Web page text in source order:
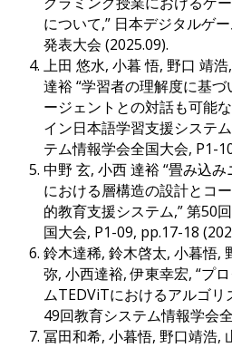
について,” 日本デジタルゲ
発表大会 (2025.09).
上田 悠水, 小暮 悟, 野口 靖
達裕 “学習者の理解度に基
ージェントとの対話も可能
イン日本語学習支援システ
テム情報学会全国大会, P1-
中野 玄, 小西 達裕 “畳み込
における層構造の設計とコ
的教育支援システム,” 第50
国大会, P1-09, pp.17-18
鈴木達稀, 鈴木啓太, 小暮悟,
弥, 小西達裕, 伊東幸宏, “プ
ムTEDViTにおけるアルゴリ
49回教育システム情報学会
冨田和希, 小暮悟, 野口靖浩,